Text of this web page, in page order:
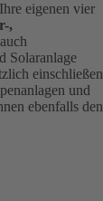
eigenen vier
,
Solaranlage
und
ebenfalls den